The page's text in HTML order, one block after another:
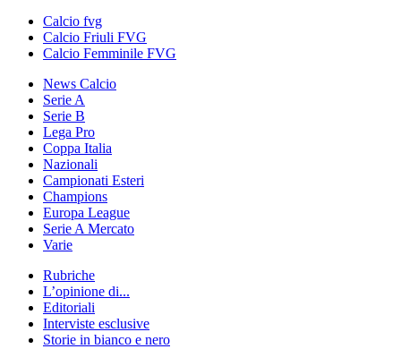
Calcio fvg
Calcio Friuli FVG
Calcio Femminile FVG
News Calcio
Serie A
Serie B
Lega Pro
Coppa Italia
Nazionali
Campionati Esteri
Champions
Europa League
Serie A Mercato
Varie
Rubriche
L’opinione di...
Editoriali
Interviste esclusive
Storie in bianco e nero